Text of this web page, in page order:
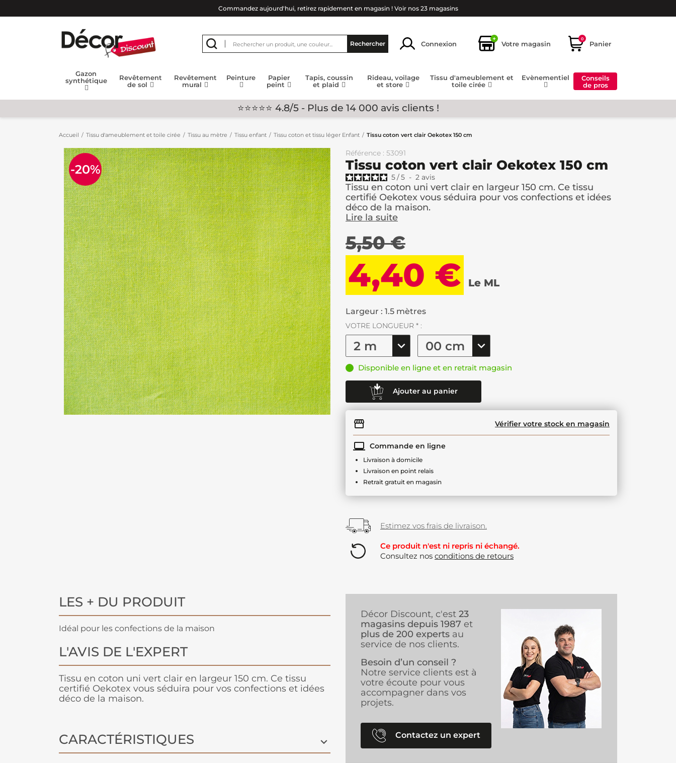
Commandez aujourd'hui, retirez rapidement en magasin ! Voir nos 23 magasins
Rechercher Connexion
+
Votre magasin
0
Panier
Gazon
synthétique
Revêtement
de sol
Revêtement
mural
Peinture
Papier
peint
Tapis, coussin
et plaid
Rideau, voilage
et store
Tissu d'ameublement et
toile cirée
Evènementiel
Conseils
de pros
⭐⭐⭐⭐⭐ 4.8/5 - Plus de 14 000 avis clients !
Accueil Tissu d'ameublement et toile cirée Tissu au mètre Tissu enfant Tissu coton et tissu léger Enfant Tissu coton vert clair Oekotex 150 cm
-20%
Référence : 53091
Tissu coton vert clair Oekotex 150 cm
5/5 - 2 avis
Tissu en coton uni vert clair en largeur 150 cm. Ce tissu
certifié Oekotex vous séduira pour vos confections et idées
déco de la maison.
Lire la suite
5,50 €
4,40 € Le ML
Largeur : 1.5 mètres
VOTRE LONGUEUR * :
Disponible en ligne et en retrait magasin
Ajouter au panier
Vérifier votre stock en magasin
Commande en ligne
Livraison à domicile
Livraison en point relais
Retrait gratuit en magasin
Estimez vos frais de livraison.
Ce produit n'est ni repris ni échangé.
Consultez nos conditions de retours
LES + DU PRODUIT
Idéal pour les confections de la maison
L'AVIS DE L'EXPERT
Tissu en coton uni vert clair en largeur 150 cm. Ce tissu
certifié Oekotex vous séduira pour vos confections et idées
déco de la maison.
CARACTÉRISTIQUES
Décor Discount, c'est 23
magasins depuis 1987 et
plus de 200 experts au
service de nos clients.
Besoin d’un conseil ?
Notre service clients est à
votre écoute pour vous
accompagner dans vos
projets.
Contactez un expert